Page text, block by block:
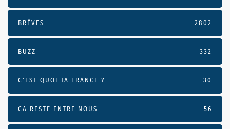
BRÈVES 2802
BUZZ 332
C'EST QUOI TA FRANCE ? 30
CA RESTE ENTRE NOUS 56